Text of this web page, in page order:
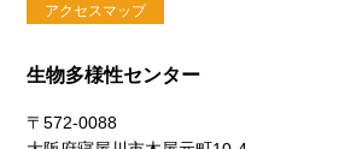
アクセスマップ
生物多様性センター
〒572-0088